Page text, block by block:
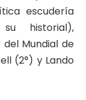
escudería
historial),
Mundial de
(2°) y Lando